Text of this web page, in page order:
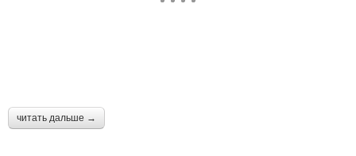
читать дальше →